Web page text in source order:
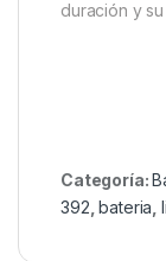
duración y
Categoría:
392 ,bateria ,